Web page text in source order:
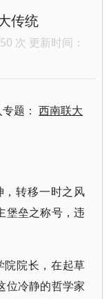
传统
次 更新时间：
专题：西南联大
，转移一时之风
堡垒之称号，违
院院长，在起草
位冷静的哲学家